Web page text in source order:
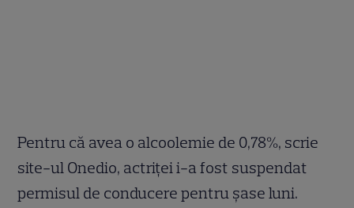
Pentru că avea o alcoolemie de 0,78%, scrie
site-ul Onedio, actriței i-a fost suspendat
permisul de conducere pentru șase luni.